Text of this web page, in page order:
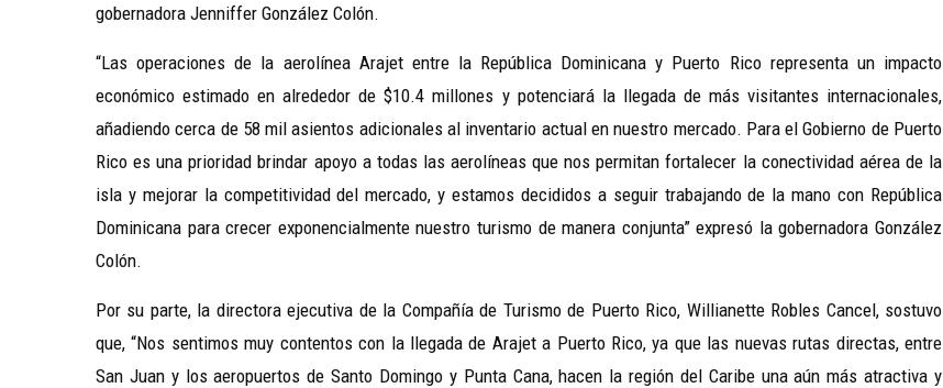
gobernadora Jenniffer González Colón.
“Las operaciones de la aerolínea Arajet entre la República Dominicana y Puerto Rico representa un impacto
económico estimado en alrededor de $10.4 millones y potenciará la llegada de más visitantes internacionales,
añadiendo cerca de 58 mil asientos adicionales al inventario actual en nuestro mercado. Para el Gobierno de Puerto
Rico es una prioridad brindar apoyo a todas las aerolíneas que nos permitan fortalecer la conectividad aérea de la
isla y mejorar la competitividad del mercado, y estamos decididos a seguir trabajando de la mano con República
Dominicana para crecer exponencialmente nuestro turismo de manera conjunta” expresó la gobernadora González
Colón.
Por su parte, la directora ejecutiva de la Compañía de Turismo de Puerto Rico, Willianette Robles Cancel, sostuvo
que, “Nos sentimos muy contentos con la llegada de Arajet a Puerto Rico, ya que las nuevas rutas directas, entre
San Juan y los aeropuertos de Santo Domingo y Punta Cana, hacen la región del Caribe una aún más atractiva y